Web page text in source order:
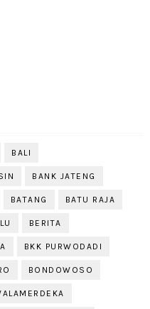
BALI
BANK JATENG
BATANG BATU RAJA
BERITA
BKK PURWODADI
BONDOWOSO